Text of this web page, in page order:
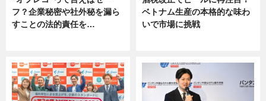
フ？企業秘密や社外秘を漏ら
すことの法的責任を…
ベトナム生産の本格的な味わ
いで市場に挑戦